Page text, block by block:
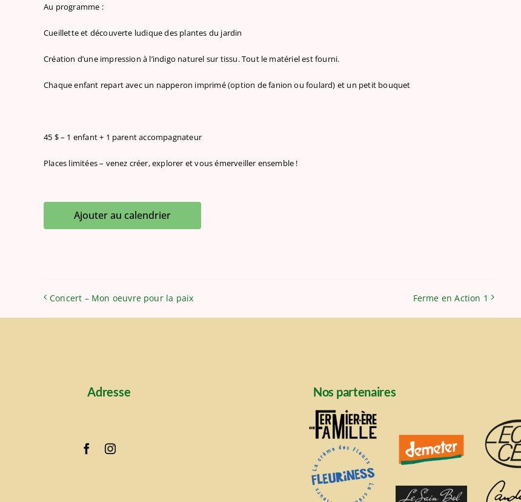
Au programme :
Cueillette et découverte ludique des plantes du jardin
Création d’une impression à l’indigo naturel sur tissu. Tout le matériel est fourni.
Chaque enfant repart avec un napperon imprimé (option de fanion ou foulard) et un petit bouquet
45 $ – 1 enfant + 1 parent accompagnateur
Places limitées – venez créer, explorer et vous émerveiller ensemble !
Ajouter au calendrier
Concert – Mon oeuvre pour la paix Ferme en Action 1
Adresse Nos partenaires